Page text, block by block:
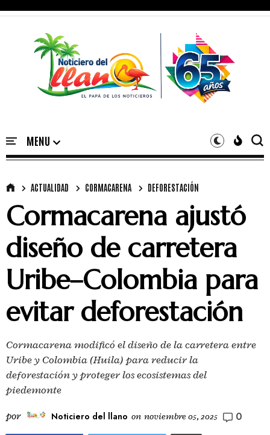
ACTUALIDAD CORMACARENA DEFORESTACIÓN
Cormacarena ajustó
diseño de carretera
Uribe–Colombia para
evitar deforestación
Cormacarena modificó el diseño de la carretera entre
Uribe y Colombia (Huila) para reducir la
deforestación y proteger los ecosistemas del
piedemonte
por Noticiero del llano on noviembre 05, 2025 0